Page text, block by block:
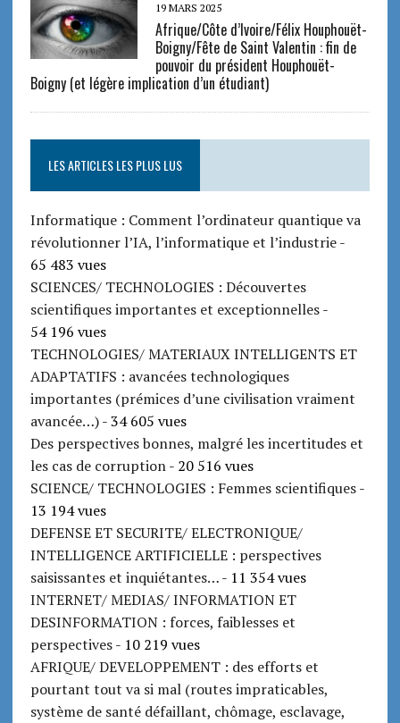
19 MARS 2025
Afrique/Côte d’Ivoire/Félix Houphouët-
Boigny/Fête de Saint Valentin : fin de
pouvoir du président Houphouët-
Boigny (et légère implication d’un étudiant)
LES ARTICLES LES PLUS LUS
Informatique : Comment l’ordinateur quantique va
révolutionner l’IA, l’informatique et l’industrie-
65 483 vues
SCIENCES/ TECHNOLOGIES : Découvertes
scientifiques importantes et exceptionnelles-
54 196 vues
TECHNOLOGIES/ MATERIAUX INTELLIGENTS ET
ADAPTATIFS : avancées technologiques
importantes (prémices d’une civilisation vraiment
avancée…)- 34 605 vues
Des perspectives bonnes, malgré les incertitudes et
les cas de corruption- 20 516 vues
SCIENCE/ TECHNOLOGIES : Femmes scientifiques-
13 194 vues
DEFENSE ET SECURITE/ ELECTRONIQUE/
INTELLIGENCE ARTIFICIELLE : perspectives
saisissantes et inquiétantes…- 11 354 vues
INTERNET/ MEDIAS/ INFORMATION ET
DESINFORMATION : forces, faiblesses et
perspectives- 10 219 vues
AFRIQUE/ DEVELOPPEMENT : des efforts et
pourtant tout va si mal (routes impraticables,
système de santé défaillant, chômage, esclavage,